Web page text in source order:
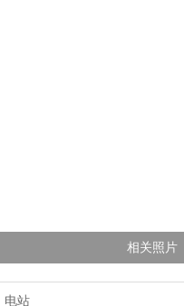
相关照片
电站